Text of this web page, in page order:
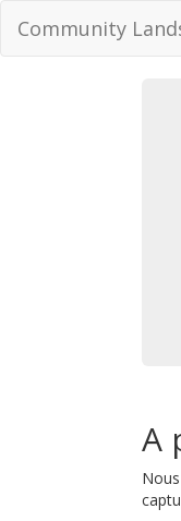
Community
A